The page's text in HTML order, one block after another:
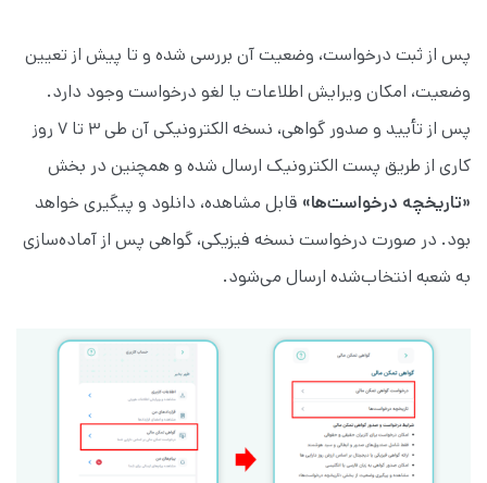
پس از ثبت درخواست، وضعیت آن بررسی شده و تا پیش از تعیین
وضعیت، امکان ویرایش اطلاعات یا لغو درخواست وجود دارد.
پس از تأیید و صدور گواهی، نسخه الکترونیکی آن طی ۳ تا ۷ روز
کاری از طریق پست الکترونیک ارسال شده و همچنین در بخش
«تاریخچه درخواست‌ها» قابل مشاهده، دانلود و پیگیری خواهد
بود. در صورت درخواست نسخه فیزیکی، گواهی پس از آماده‌سازی
به شعبه انتخاب‌شده ارسال می‌شود.